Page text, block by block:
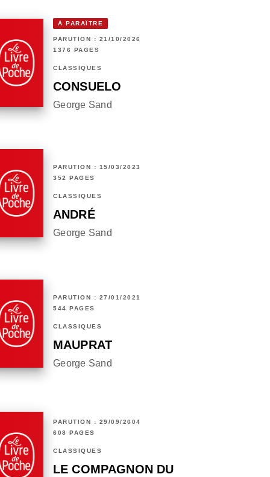
À PARAÎTRE
PARUTION : 21/10/2026
1376 PAGES
CLASSIQUES
CONSUELO
George Sand
PARUTION : 15/03/2023
352 PAGES
CLASSIQUES
ANDRÉ
George Sand
PARUTION : 27/01/2021
544 PAGES
CLASSIQUES
MAUPRAT
George Sand
PARUTION : 29/09/2004
608 PAGES
CLASSIQUES
LE COMPAGNON DU